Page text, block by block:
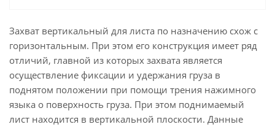
Захват вертикальный для листа по назначению схож с
горизонтальным. При этом его конструкция имеет ряд
отличий, главной из которых захвата является
осуществление фиксации и удержания груза в
поднятом положении при помощи трения нажимного
языка о поверхность груза. При этом поднимаемый
лист находится в вертикальной плоскости. Данные